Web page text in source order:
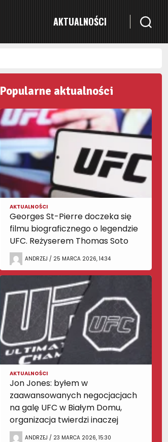
AKTUALNOŚCI
Popularne aktualności
AKTUALNOŚCI
Georges St-Pierre doczeka się
filmu biograficznego o legendzie
UFC. Reżyserem Thomas Soto
ANDRZEJ / 25 MARCA 2026, 14:34
AKTUALNOŚCI
Jon Jones: byłem w
zaawansowanych negocjacjach
na galę UFC w Białym Domu,
organizacja twierdzi inaczej
ANDRZEJ / 23 MARCA 2026, 15:30